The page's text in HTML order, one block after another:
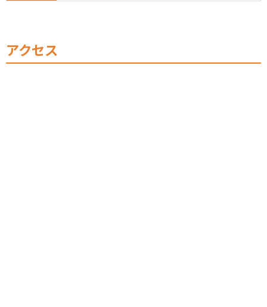
アクセス